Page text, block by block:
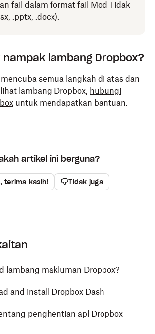
fail dalam format fail Mod Tidak
.pptx, .docx).
nampak lambang Dropbox?
semua langkah di atas dan
lambang Dropbox, hubungi
untuk mendapatkan bantuan.
artikel ini berguna?
terima kasih! Tidak juga
lambang makluman Dropbox?
and install Dropbox Dash
penghentian apl Dropbox